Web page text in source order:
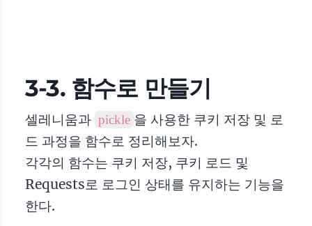
3-3. 함수로 만들기
셀레니움과 pickle 을 사용한 쿠키 저장 및 로
드 과정을 함수로 정리해보자.
각각의 함수는 쿠키 저장, 쿠키 로드 및
Requests로 로그인 상태를 유지하는 기능을
한다.